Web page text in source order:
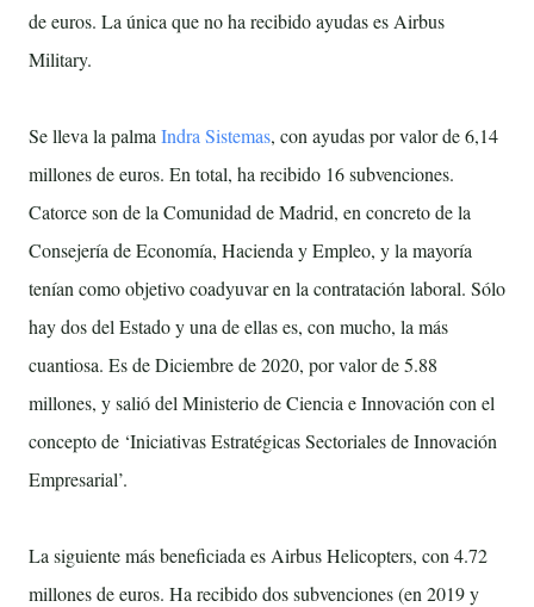
de euros. La única que no ha recibido ayudas es Airbus
Military.
Se lleva la palma Indra Sistemas, con ayudas por valor de 6,14
millones de euros. En total, ha recibido 16 subvenciones.
Catorce son de la Comunidad de Madrid, en concreto de la
Consejería de Economía, Hacienda y Empleo, y la mayoría
tenían como objetivo coadyuvar en la contratación laboral. Sólo
hay dos del Estado y una de ellas es, con mucho, la más
cuantiosa. Es de Diciembre de 2020, por valor de 5.88
millones, y salió del Ministerio de Ciencia e Innovación con el
concepto de ‘Iniciativas Estratégicas Sectoriales de Innovación
Empresarial’.
La siguiente más beneficiada es Airbus Helicopters, con 4.72
millones de euros. Ha recibido dos subvenciones (en 2019 y